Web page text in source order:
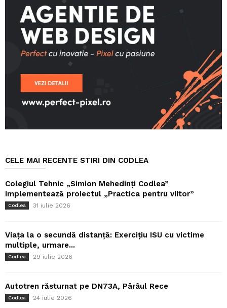
CELE MAI RECENTE STIRI DIN CODLEA
Colegiul Tehnic „Simion Mehedinți Codlea”
implementează proiectul „Practica pentru viitor”
Codlea 31 iulie 2026
Viața la o secundă distanță: Exercițiu ISU cu victime
multiple, urmare...
Codlea 29 iulie 2026
Autotren răsturnat pe DN73A, Pârâul Rece
Codlea 24 iulie 2026